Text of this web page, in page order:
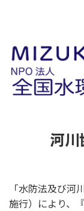
河川
「水防法及び
施行）により、